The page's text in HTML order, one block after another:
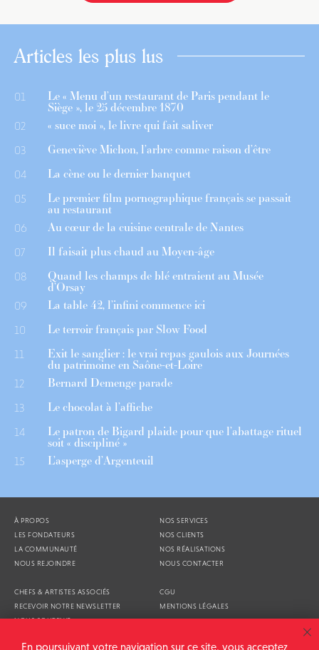
Articles les plus lus
01 Le « Menu d’un restaurant de Paris pendant le
Siège », le 25 décembre 1870
02 « suce moi », le livre qui fait saliver
03 Geneviève Michon, l’arbre comme raison d’être
04 La cène ou le dernier banquet
05 Le premier film pornographique français se passait
au restaurant
06 Au cœur de la cuisine centrale de Nantes
07 Il faisait plus chaud au Moyen-âge
08 Quand les champs de blé entraient au Musée
d’Orsay
09 La table 42, l’infini commence ici
10 Le terroir français par Slow Food
11 Exit le sanglier : le vrai repas gaulois aux Journées
du patrimoine en Saône-et-Loire
12 Bernard Demenge parade
13 Le chocolat à l’affiche
14 Le patron de Bigard plaide pour que l’abattage rituel
soit « discipliné »
15 L’asperge d’Argenteuil
À PROPOS
LES FONDATEURS
LA COMMUNAUTÉ
NOUS REJOINDRE
NOS SERVICES
NOS CLIENTS
NOS RÉALISATIONS
NOUS CONTACTER
CHEFS & ARTISTES ASSOCIÉS
RECEVOIR NOTRE NEWSLETTER
NOUS SOUTENIR
CGU
MENTIONS LÉGALES
En poursuivant votre navigation sur ce site, vous acceptez